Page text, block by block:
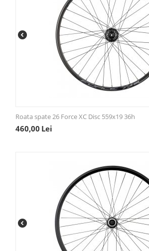
Roata spate 26 Force XC Disc 559x19 36h
460,00 Lei